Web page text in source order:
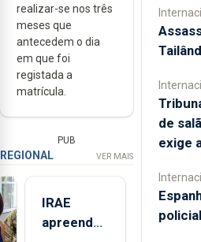
realizar-se nos três
meses que
antecedem o dia
em que foi
registada a
matrícula.
PUB
REGIONAL VER MAIS
IRAE
apreendeu
de
exige